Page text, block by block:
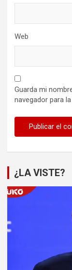
Web
Guarda mi
navegador para
¿LA VISTE?